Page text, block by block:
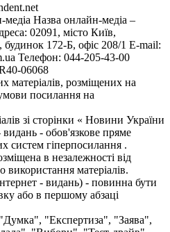
Назва онлайн-медіа –
02091, місто Київ,
172-Б, офіс 208/1 E-mail:
Телефон: 044-205-43-00
06068
матеріалів, розміщених на
посилання на
зі сторінки « Новини України
видань - обов'язкове пряме
систем гіперпосилання .
в незалежності від
використання матеріалів.
- видань) - повинна бути
або в першому абзаці
"Експертиза", "Заява",